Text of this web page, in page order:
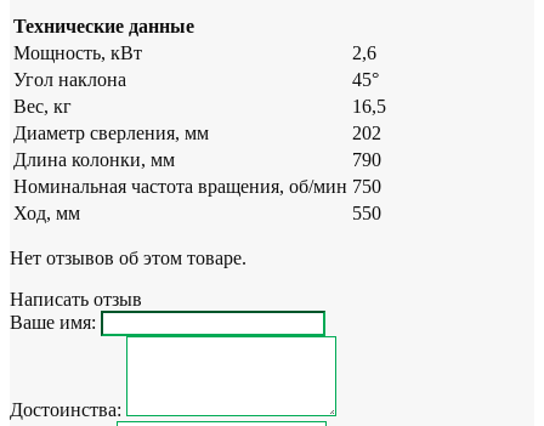
Технические данные
Мощность, кВт
2,6
Угол наклона
45°
Вес, кг
16,5
Диаметр сверления, мм
202
Длина колонки, мм
790
Номинальная частота вращения, об/мин 750
Ход, мм
550
Нет отзывов об этом товаре.
Написать отзыв
Ваше имя:
Достоинства: